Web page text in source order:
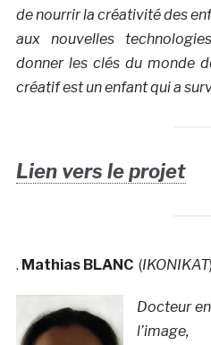
de nourrir la créativité des
aux nouvelles
donner les clés du monde
créatif est un enfant qui a
Lien vers le projet
. Mathias BLANC (IKONIKAT)
Docteur